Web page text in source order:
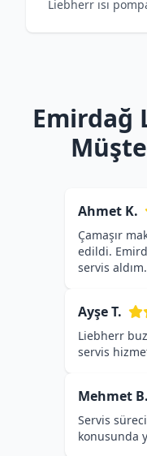
Liebherr ısı
Emirdağ
Ahmet K.
Çamaşır
edildi.
servis aldım.
Ayşe T.
Liebherr
servis
Mehmet B.
Servis
konusunda